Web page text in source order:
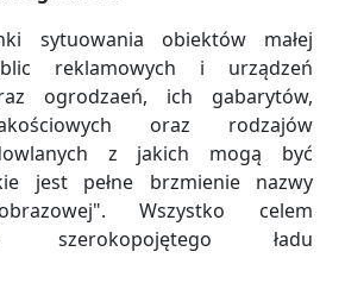
sytuowania obiektów małej
reklamowych i urządzeń
ogrodzaeń, ich gabarytów,
oraz rodzajów
z jakich mogą być
jest pełne brzmienie nazwy
Wszystko celem
szerokopojętego ładu